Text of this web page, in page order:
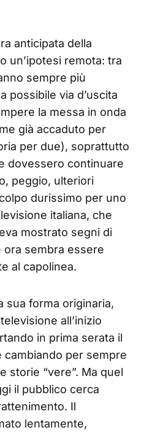
anticipata della
un’ipotesi remota: tra
sempre più
possibile via d’uscita
la messa in onda
già accaduto per
per due), soprattutto
dovessero continuare
peggio, ulteriori
durissimo per uno
italiana, che
mostrato segni di
ora sembra essere
al capolinea.
sua forma originaria,
all’inizio
in prima serata il
cambiando per sempre
storie “vere”. Ma quel
il pubblico cerca
Il
lentamente,